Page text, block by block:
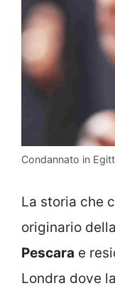
Condannato in
La storia che
originario
Pescara e
Londra dove